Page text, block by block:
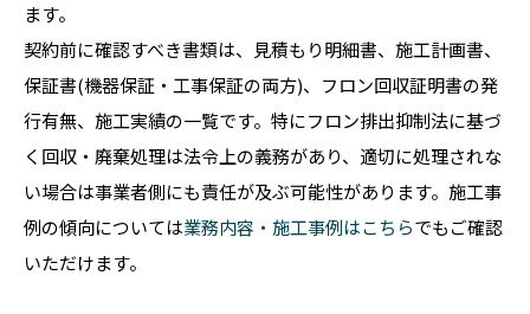
ます。
契約前に確認すべき書類は、見積もり明細書、施工計画書、
保証書(機器保証・工事保証の両方)、フロン回収証明書の発
行有無、施工実績の一覧です。特にフロン排出抑制法に基づ
く回収・廃棄処理は法令上の義務があり、適切に処理されな
い場合は事業者側にも責任が及ぶ可能性があります。施工事
例の傾向については業務内容・施工事例はこちらでもご確認
いただけます。